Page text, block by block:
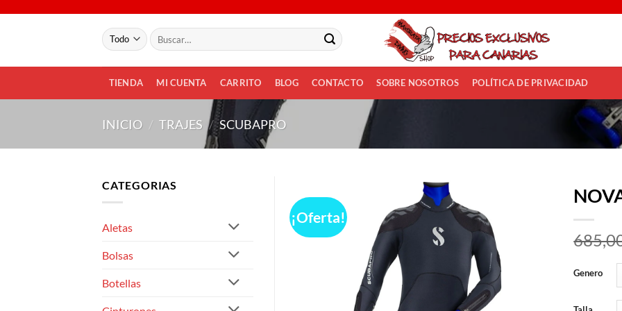
Buscar
por:
TIENDA MI CUENTA CARRITO BLOG CONTACTO SOBRE NOSOTROS POLÍTICA DE PRIVACIDAD
INICIO / TRAJES / SCUBAPRO
CATEGORIAS
Aletas
Bolsas
Botellas
¡Oferta!
Genero